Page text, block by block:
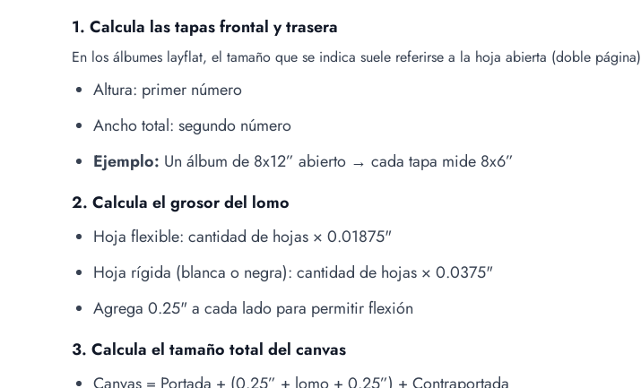
1. Calcula las tapas frontal y trasera
En los álbumes layflat, el tamaño que se indica suele referirse a la hoja abierta (doble
Altura: primer número
Ancho total: segundo número
Ejemplo: Un álbum de 8x12” abierto → cada tapa mide 8x6”
2. Calcula el grosor del lomo
Hoja flexible: cantidad de hojas × 0.01875"
Hoja rígida (blanca o negra): cantidad de hojas × 0.0375"
Agrega 0.25" a cada lado para permitir flexión
3. Calcula el tamaño total del canvas